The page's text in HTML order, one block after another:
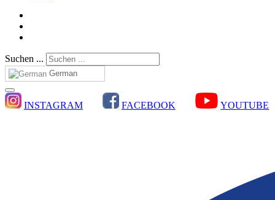
Suchen ...
German
INSTAGRAM FACEBOOK YOUTUBE